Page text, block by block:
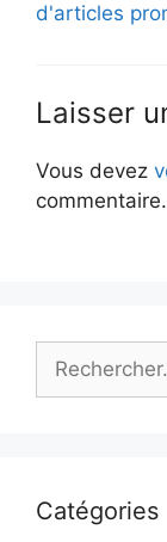
d'articles
Laisser
Vous devez
commentaire.
Rechercher :
Catégories